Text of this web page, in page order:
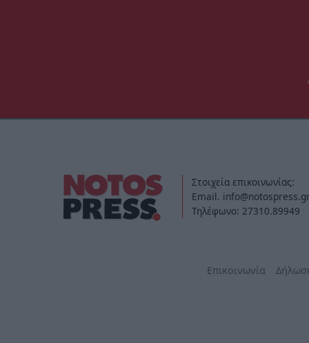
Στοιχεία επικοινωνίας:
Email. info@notospress.gr
Τηλέφωνο: 27310.89949
Επικοινωνία